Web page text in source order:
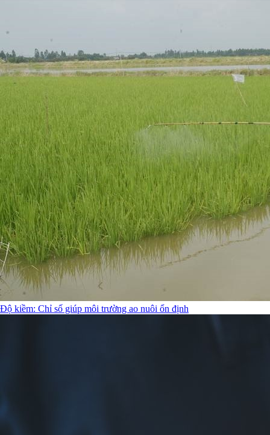
Độ kiềm: Chỉ số giúp môi trường ao nuôi ổn định